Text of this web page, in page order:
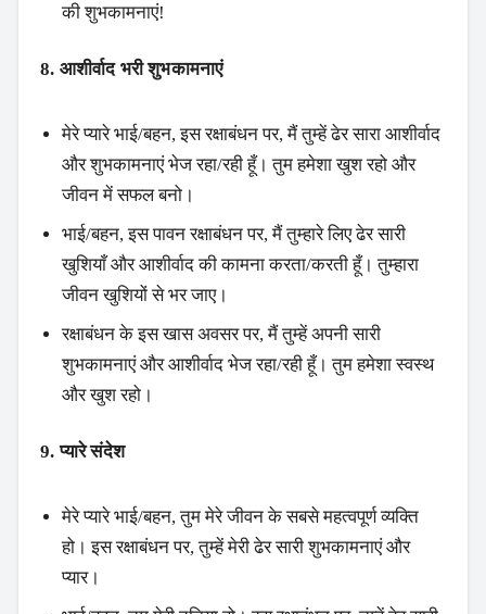
की शुभकामनाएं!
8. आशीर्वाद भरी शुभकामनाएं
मेरे प्यारे भाई/बहन, इस रक्षाबंधन पर, मैं तुम्हें ढेर सारा आशीर्वाद
और शुभकामनाएं भेज रहा/रही हूँ। तुम हमेशा खुश रहो और
जीवन में सफल बनो।
भाई/बहन, इस पावन रक्षाबंधन पर, मैं तुम्हारे लिए ढेर सारी
खुशियाँ और आशीर्वाद की कामना करता/करती हूँ। तुम्हारा
जीवन खुशियों से भर जाए।
रक्षाबंधन के इस खास अवसर पर, मैं तुम्हें अपनी सारी
शुभकामनाएं और आशीर्वाद भेज रहा/रही हूँ। तुम हमेशा स्वस्थ
और खुश रहो।
9. प्यारे संदेश
मेरे प्यारे भाई/बहन, तुम मेरे जीवन के सबसे महत्वपूर्ण व्यक्ति
हो। इस रक्षाबंधन पर, तुम्हें मेरी ढेर सारी शुभकामनाएं और
प्यार।